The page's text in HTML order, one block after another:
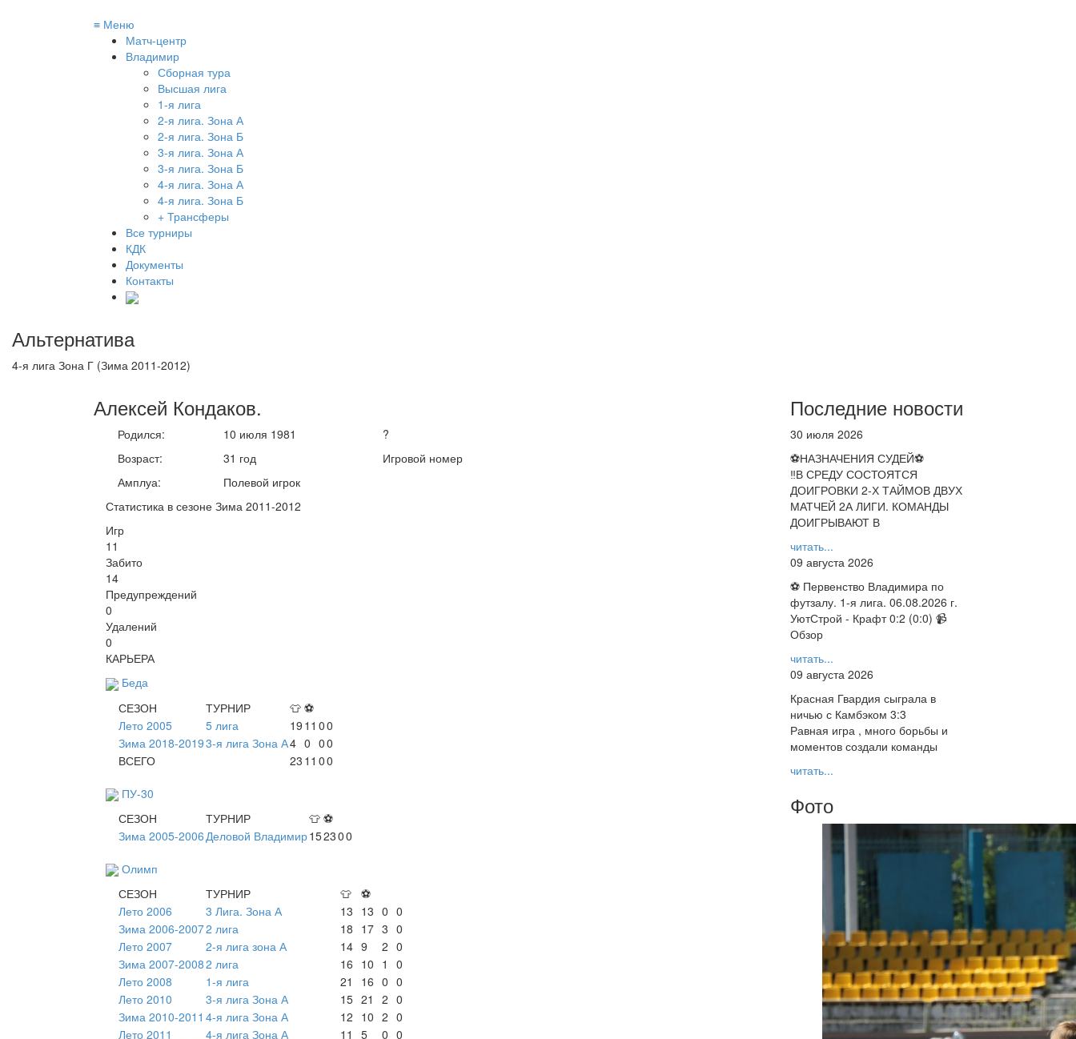
≡ Меню
Матч-центр
Владимир
Сборная тура
Высшая лига
1-я лига
2-я лига. Зона А
2-я лига. Зона Б
3-я лига. Зона А
3-я лига. Зона Б
4-я лига. Зона А
4-я лига. Зона Б
+ Трансферы
Все турниры
КДК
Документы
Контакты
Альтернатива
4-я лига Зона Г (Зима 2011-2012)
Алексей Кондаков.
Родился:
Возраст:
Амплуа:
10 июля 1981
31 год
Полевой игрок
?
Игровой номер
Статистика в сезоне Зима 2011-2012
Игр
11
Забито
14
Предупреждений
0
Удалений
0
КАРЬЕРА
Беда
СЕЗОН
ТУРНИР 👕 ⚽
Лето 2005
5 лига 19 11 00
Зима 2018-20193-я лига Зона А4 0 00
ВСЕГО
23 11 00
ПУ-30
СЕЗОН
ТУРНИР 👕 ⚽
Зима 2005-2006 Деловой Владимир152300
Олимп
СЕЗОН
ТУРНИР 👕 ⚽
Лето 2006
3 Лига. Зона А 13 13 0 0
Зима 2006-20072 лига 18 17 3 0
Лето 2007
2-я лига зона А 14 9 2 0
Зима 2007-20082 лига 16 10 1
0
Лето 2008
1-я лига 21 16 0 0
Лето 2010
3-я лига Зона А 15 21 2 0
Зима 2010-2011 4-я лига Зона А 12 10 2 0
Лето 2011
4-я лига Зона А 11 5 0 0
Последние новости
30 июля 2026
⚽НАЗНАЧЕНИЯ СУДЕЙ⚽
‼В СРЕДУ СОСТОЯТСЯ
ДОИГРОВКИ 2-Х ТАЙМОВ ДВУХ
МАТЧЕЙ 2А ЛИГИ. КОМАНДЫ
ДОИГРЫВАЮТ В
читать...
09 августа 2026
⚽ Первенство Владимира по
футзалу. 1-я лига. 06.08.2026 г.
УютСтрой - Крафт 0:2 (0:0) 📹
Обзор
читать...
09 августа 2026
Красная Гвардия сыграла в
ничью с Камбэком 3:3
Равная игра , много борьбы и
моментов создали команды
читать...
Фото